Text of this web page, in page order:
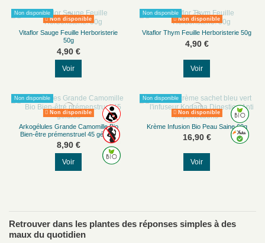
Non disponible
Non disponible
Vitaflor Sauge Feuille Herboristerie
50g
4,90 €
Voir
Non disponible
Non disponible
Vitaflor Thym Feuille Herboristerie 50g
4,90 €
Voir
Non disponible
Non disponible
Arkogélules Grande Camomille Bio
Bien-être prémenstruel 45 gélules
8,90 €
Voir
Non disponible
Non disponible
Krème Infusion Bio Peau Saine 60g
16,90 €
Voir
Retrouver dans les plantes des réponses simples à des
maux du quotidien